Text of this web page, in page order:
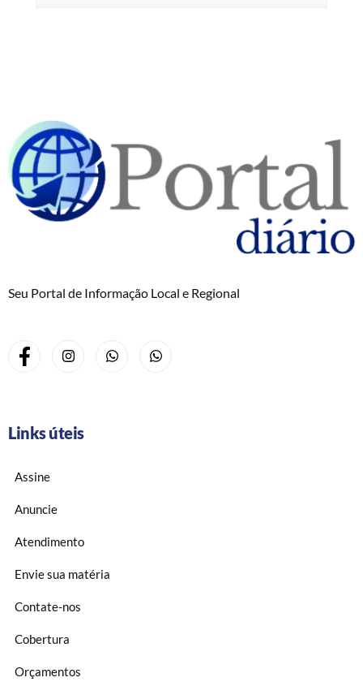
Seu Portal de Informação Local e Regional
Links úteis
Assine
Anuncie
Atendimento
Envie sua matéria
Contate-nos
Cobertura
Orçamentos